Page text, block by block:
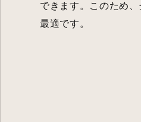
できます。このため
最適です。